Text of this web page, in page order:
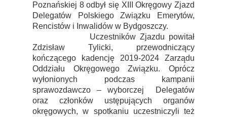
Poznańskiej 8 odbył się XIII Okręgowy Zjazd
Delegatów Polskiego Związku Emerytów,
Rencistów i Inwalidów w Bydgoszczy.
Uczestników Zjazdu powitał
Zdzisław Tylicki, przewodniczący
kończącego kadencję 2019-2024 Zarządu
Oddziału Okręgowego Związku. Oprócz
wyłonionych podczas kampanii
sprawozdawczo – wyborczej Delegatów
oraz członków ustępujących organów
okręgowych, w spotkaniu uczestniczyli też